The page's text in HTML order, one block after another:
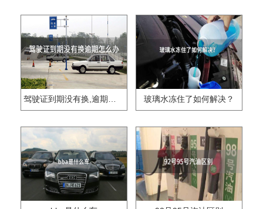
驾驶证到期没有换,逾期怎么办?? 玻璃水冻住了如何解决？